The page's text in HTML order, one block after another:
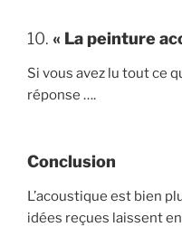
10. « La peinture
Si vous avez lu tout ce
réponse ….
Conclusion
L’acoustique est bien
idées reçues laissent